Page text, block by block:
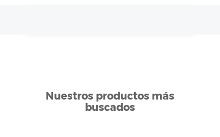
Nuestros productos más
buscados